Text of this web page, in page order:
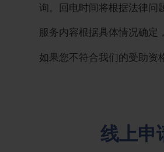
询。回电时间将根据法律问
服务内容根据具体情况确定
如果您不符合我们的受助资
线上申